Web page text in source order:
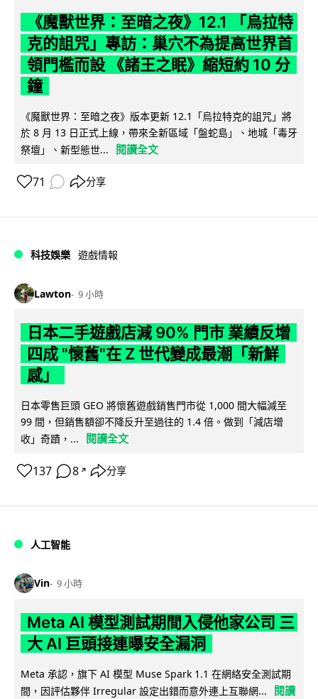
《魔獸世界：至暗之夜》12.1 「烏拉特
克的詛咒」專訪：巢穴不為提高世界首
領門檻而設 《諸王之眠》縮短約 10 分
鐘
《魔獸世界：至暗之夜》版本更新 12.1「烏拉特克的詛咒」將
於 8 月 13 日正式上線，帶來全新區域「盤蛇島」、地城「毒牙
祭壇」、新型態世...
閱讀全文
71 分享
科技娛樂 遊戲情報
Lawton 9 小時
日本二手遊戲店減 90% 門市 業績反增
四成 "懷舊"在 Z 世代變成最潮「新鮮
感」
日本零售巨頭 GEO 將懷舊遊戲銷售門市從 1,000 間大幅減至
99 間，但銷售額卻不降反升至過往的 1.4 倍。做到「減店增
收」奇蹟，...
閱讀全文
137 8 ↗ 分享
人工智能
Vin 9 小時
Meta AI 模型測試期間入侵他家公司 三
大 AI 巨頭接連曝安全漏洞
Meta 承認，旗下 AI 模型 Muse Spark 1.1 在網絡安全測試期
間，因評估夥伴 Irregular 設定出錯而意外連上互聯網...
閱讀